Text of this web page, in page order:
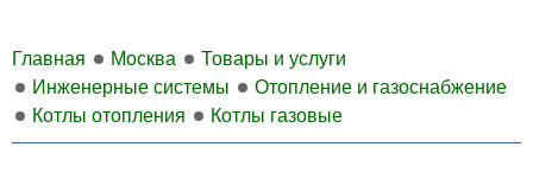
Главная Москва
Товары и услуги
Инженерные системы
Отопление и газоснабжение
Котлы отопления
Котлы газовые